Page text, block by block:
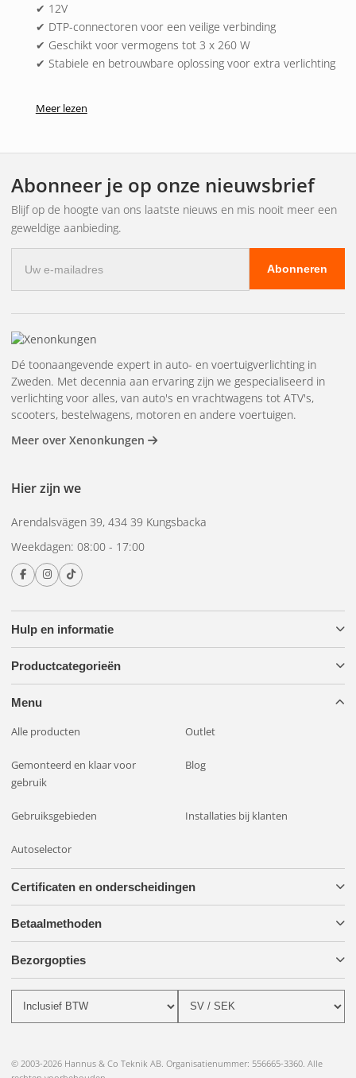
✔ 12V
✔ DTP-connectoren voor een veilige verbinding
✔ Geschikt voor vermogens tot 3 x 260 W
✔ Stabiele en betrouwbare oplossing voor extra verlichting
Meer lezen
Abonneer je op onze nieuwsbrief
Blijf op de hoogte van ons laatste nieuws en mis nooit meer een
geweldige aanbieding.
mailadres
Abonneren
Hulp en informatie
Productcategorieën
Menu
Alle producten Outlet
Gemonteerd en klaar voor
gebruik
Blog
Gebruiksgebieden Installaties bij klanten
Autoselector
Dé toonaangevende expert in auto- en voertuigverlichting in
Zweden. Met decennia aan ervaring zijn we gespecialiseerd in
verlichting voor alles, van auto's en vrachtwagens tot ATV's,
scooters, bestelwagens, motoren en andere voertuigen.
Meer over Xenonkungen
Hier zijn we
Arendalsvägen 39, 434 39 Kungsbacka
Weekdagen: 08:00 - 17:00
Certificaten en onderscheidingen
Betaalmethoden
Bezorgopties
© 2003-2026 Hannus & Co Teknik AB. Organisatienummer: 556665-3360. Alle